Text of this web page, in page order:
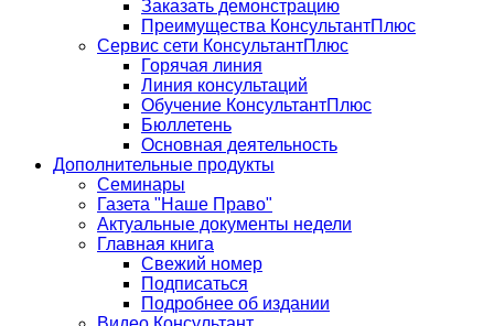
Заказать демонстрацию
Преимущества КонсультантПлюс
Сервис сети КонсультантПлюс
Горячая линия
Линия консультаций
Обучение КонсультантПлюс
Бюллетень
Основная деятельность
Дополнительные продукты
Семинары
Газета "Наше Право"
Актуальные документы недели
Главная книга
Свежий номер
Подписаться
Подробнее об издании